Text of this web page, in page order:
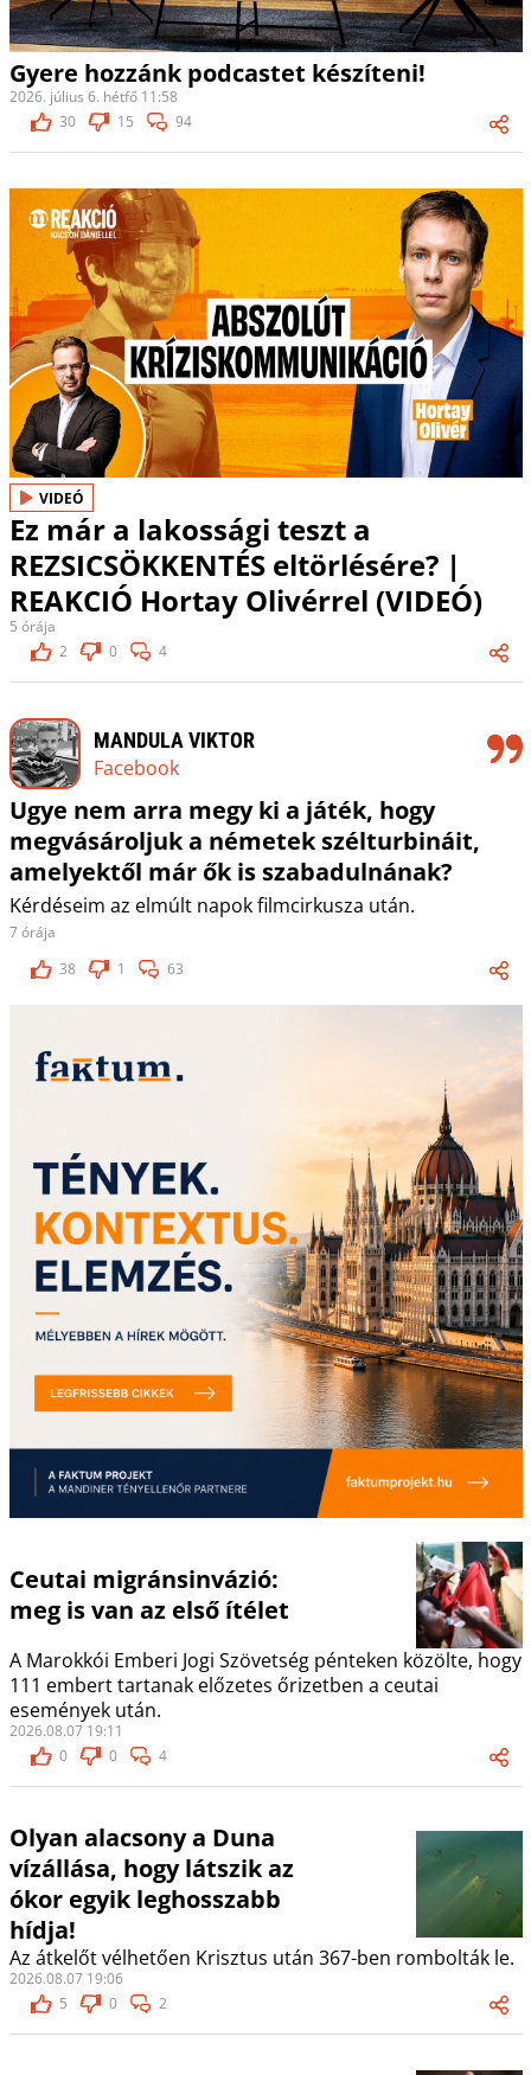
Gyere hozzánk podcastet készíteni!
2026. július 6. hétfő 11:58
30
15 94
VIDEÓ
Ez már a lakossági teszt a
REZSICSÖKKENTÉS eltörlésére? |
REAKCIÓ Hortay Olivérrel (VIDEÓ)
5 órája
2
0 4
MANDULA VIKTOR
Facebook
Ugye nem arra megy ki a játék, hogy
megvásároljuk a németek szélturbináit,
amelyektől már ők is szabadulnának?
Kérdéseim az elmúlt napok filmcirkusza után.
7 órája
38
1 63
Ceutai migránsinvázió:
meg is van az első ítélet
A Marokkói Emberi Jogi Szövetség pénteken közölte, hogy
111 embert tartanak előzetes őrizetben a ceutai
események után.
2026.08.07 19:11
0
0 4
Olyan alacsony a Duna
vízállása, hogy látszik az
ókor egyik leghosszabb
hídja!
Az átkelőt vélhetően Krisztus után 367-ben rombolták le.
2026.08.07 19:06
5
0 2